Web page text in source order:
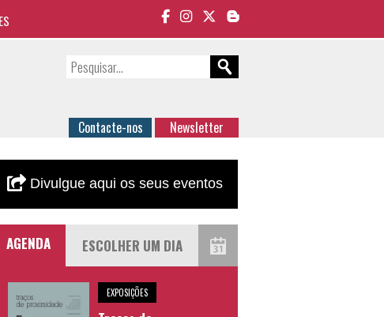
Contacte-nos Newsletter
Divulgue aqui os seus eventos
AGENDA
EXPOSIÇÕES